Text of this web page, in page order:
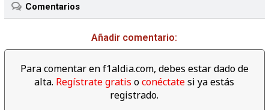
Comentarios
Añadir comentario:
Para comentar en f1aldia.com, debes estar dado de
alta. Regístrate gratis oconéctatesi ya estás
registrado.